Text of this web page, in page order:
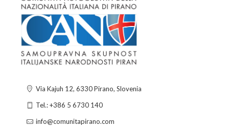
Via Kajuh 12, 6330 Pirano, Slovenia
Tel.: +386 5 6730 140
info@comunitapirano.com